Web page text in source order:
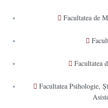
Facultatea de
Facultatea
Facultatea Psihologie,